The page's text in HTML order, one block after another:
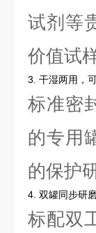
试剂等
价值试样
3. 干湿两用，
标准密
的专用
的保护
4. 双罐同步研
标配双